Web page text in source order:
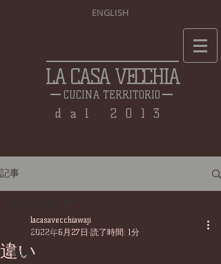
ENGLISH
LA CASA VECCHIA
CUCINA TERRITORIO
dal 2013
記事
全ての記事
食材
違い
lacasavecchiawaji
2022年6月27日 読了時間: 1分